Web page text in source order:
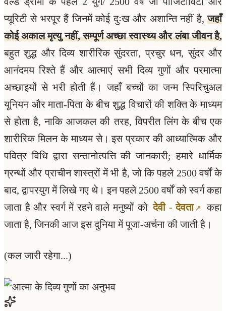
प्यूरिटी से भरपूर हैं जिनमें कोई दुःख और अशान्ति नहीं है,जहाँ
कोई अकाल मृत्यु नहीं, सम्पूर्ण अच्छा स्वास्थ्य और लंबा जीवन है,
बहुत शुद्ध और दिव्य शारीरिक सुंदरता, प्रचुर धन, सुंदर और
आनंदमय रिश्ते हैं और आत्माएं सभी दिव्य गुणों और परमात्मा
अच्छाइयों से भरी होती हैं। जहाँ बच्चों का जन्म स्पिरिचुअल
यूनियन और माता-पिता के बीच शुद्ध विचारों की शक्ति के माध्यम
से होता है, नाकि आजकल की तरह, विपरीत लिंग के बीच एक
शारीरिक मिलन के माध्यम से। इस प्रकार की आध्यात्मिक और
पवित्र विधि द्वारा सन्तानोत्पत्ति की जानकारी; हमारे धार्मिक
ग्रन्थों और प्राचीन शास्त्रों में भी है, जो कि पहले 2500 वर्षों के
बाद, द्वापरयुग में लिखे गए थे। इन पहले 2500 वर्षों को स्वर्ग कहा
जाता है और स्वर्ग में रहने वाले मनुष्यों को देवी - देवता
कहा
जाता है, जिनकी आज इस दुनिया में पूजा-अर्चना की जाती है।
(कल जारी रहेगा...)